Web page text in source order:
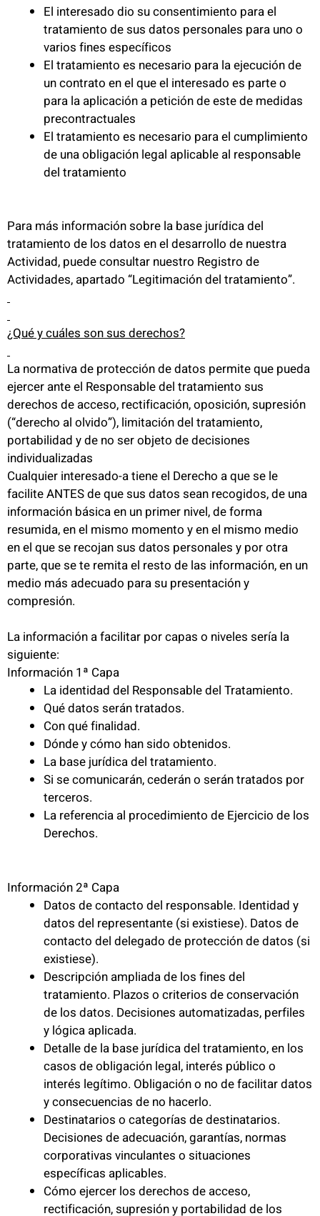
El interesado dio su consentimiento para el
tratamiento de sus datos personales para uno o
varios fines específicos
El tratamiento es necesario para la ejecución de
un contrato en el que el interesado es parte o
para la aplicación a petición de este de medidas
precontractuales
El tratamiento es necesario para el cumplimiento
de una obligación legal aplicable al responsable
del tratamiento
Para más información sobre la base jurídica del
tratamiento de los datos en el desarrollo de nuestra
Actividad, puede consultar nuestro Registro de
Actividades, apartado “Legitimación del tratamiento”.
¿Qué y cuáles son sus derechos?
La normativa de protección de datos permite que pueda
ejercer ante el Responsable del tratamiento sus
derechos de acceso, rectificación, oposición, supresión
(“derecho al olvido”), limitación del tratamiento,
portabilidad y de no ser objeto de decisiones
individualizadas
Cualquier interesado-a tiene el Derecho a que se le
facilite ANTES de que sus datos sean recogidos, de una
información básica en un primer nivel, de forma
resumida, en el mismo momento y en el mismo medio
en el que se recojan sus datos personales y por otra
parte, que se te remita el resto de las información, en un
medio más adecuado para su presentación y
compresión.
La información a facilitar por capas o niveles sería la
siguiente:
Información 1ª Capa
La identidad del Responsable del Tratamiento.
Qué datos serán tratados.
Con qué finalidad.
Dónde y cómo han sido obtenidos.
La base jurídica del tratamiento.
Si se comunicarán, cederán o serán tratados por
terceros.
La referencia al procedimiento de Ejercicio de los
Derechos.
Información 2ª Capa
Datos de contacto del responsable. Identidad y
datos del representante (si existiese). Datos de
contacto del delegado de protección de datos (si
existiese).
Descripción ampliada de los fines del
tratamiento. Plazos o criterios de conservación
de los datos. Decisiones automatizadas, perfiles
y lógica aplicada.
Detalle de la base jurídica del tratamiento, en los
casos de obligación legal, interés público o
interés legítimo. Obligación o no de facilitar datos
y consecuencias de no hacerlo.
Destinatarios o categorías de destinatarios.
Decisiones de adecuación, garantías, normas
corporativas vinculantes o situaciones
específicas aplicables.
Cómo ejercer los derechos de acceso,
rectificación, supresión y portabilidad de los